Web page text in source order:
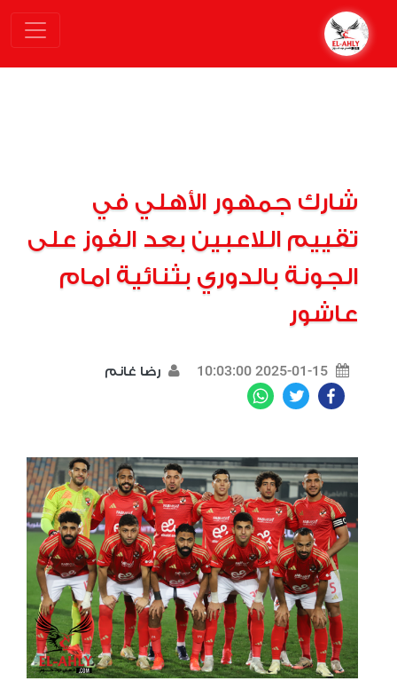
شارك جمهور الأهلي في
تقييم اللاعبين بعد الفوز على
الجونة بالدوري بثنائية امام
عاشور
2025-01-15 10:03:00 رضا غانم
Facebook
Twitter